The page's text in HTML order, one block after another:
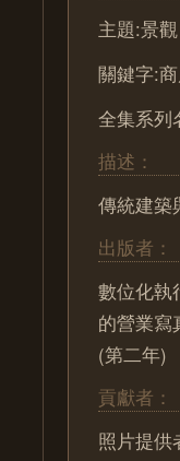
主題:景
關鍵字:
全集系列
描述：
傳統建築
出版者：
數位化執
的營業寫
(第二年)
貢獻者：
照片提供